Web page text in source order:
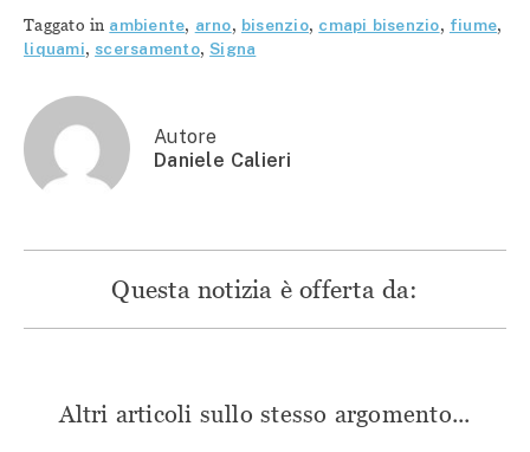
Twitter
(Si
apre
in
(Si
apre
in
una
(Si
apre
(Si
apre
Taggato in ambiente, arno, bisenzio, cmapi bisenzio, fiume,
liquami, scersamento,Signa
Autore
Daniele Calieri
Questa notizia è offerta da:
Altri articoli sullo stesso argomento...